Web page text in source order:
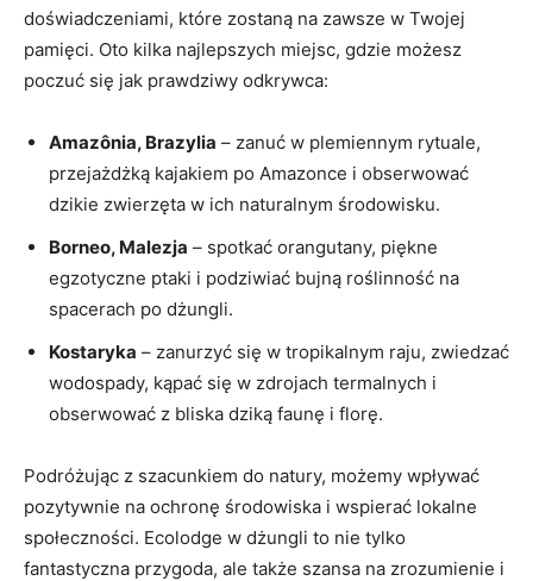
doświadczeniami, które zostaną na zawsze w Twojej
pamięci. Oto kilka najlepszych miejsc, gdzie⁣ możesz
poczuć​ się ⁣jak prawdziwy odkrywca:
Amazônia, Brazylia – zanuć w⁣ plemiennym rytuale,
przejażdżką kajakiem po Amazonce i ‍obserwować
dzikie ⁤zwierzęta w ich naturalnym środowisku.
Borneo, Malezja – spotkać orangutany,‍ piękne
egzotyczne ptaki i podziwiać bujną roślinność ⁢na
spacerach ⁢po dżungli.
Kostaryka ⁤– zanurzyć⁢ się⁣ w tropikalnym raju, zwiedzać
wodospady,‌ kąpać się w zdrojach termalnych i
obserwować z ​bliska dziką faunę i⁢ florę.
Podróżując z szacunkiem‍ do ‌natury, możemy wpływać
pozytywnie ‍na ochronę środowiska i wspierać ⁣lokalne
społeczności. Ecolodge w dżungli to nie‍ tylko
fantastyczna przygoda, ale⁤ także⁣ szansa na zrozumienie i